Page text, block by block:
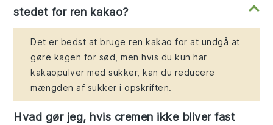
stedet for ren kakao?
Det er bedst at bruge ren kakao for at undgå at
gøre kagen for sød, men hvis du kun har
kakaopulver med sukker, kan du reducere
mængden af sukker i opskriften.
Hvad gør jeg, hvis cremen ikke bliver fast